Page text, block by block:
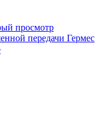
просмотр
передачи Гермес